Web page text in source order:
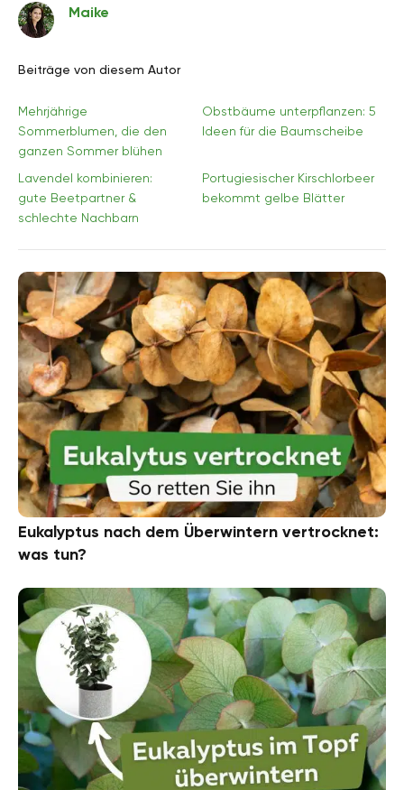
Maike
Beiträge von diesem Autor
Mehrjährige
Sommerblumen, die den
ganzen Sommer blühen
Obstbäume unterpflanzen: 5
Ideen für die Baumscheibe
Lavendel kombinieren:
gute Beetpartner &
schlechte Nachbarn
Portugiesischer Kirschlorbeer
bekommt gelbe Blätter
Eukalyptus nach dem Überwintern vertrocknet:
was tun?